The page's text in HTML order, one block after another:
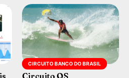
Kelly Slater convidado.
CIRCUITO BANCO DO BRASIL
Circuito QS